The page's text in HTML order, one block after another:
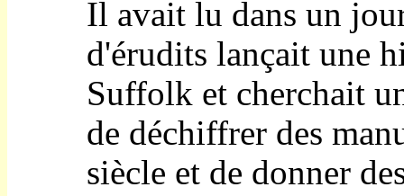
Il avait lu dans un
d'érudits lançait une
Suffolk et cherchait
de déchiffrer des
siècle et de donner